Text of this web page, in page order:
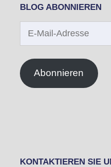
BLOG ABONNIEREN
Abonnieren
KONTAKTIEREN SIE